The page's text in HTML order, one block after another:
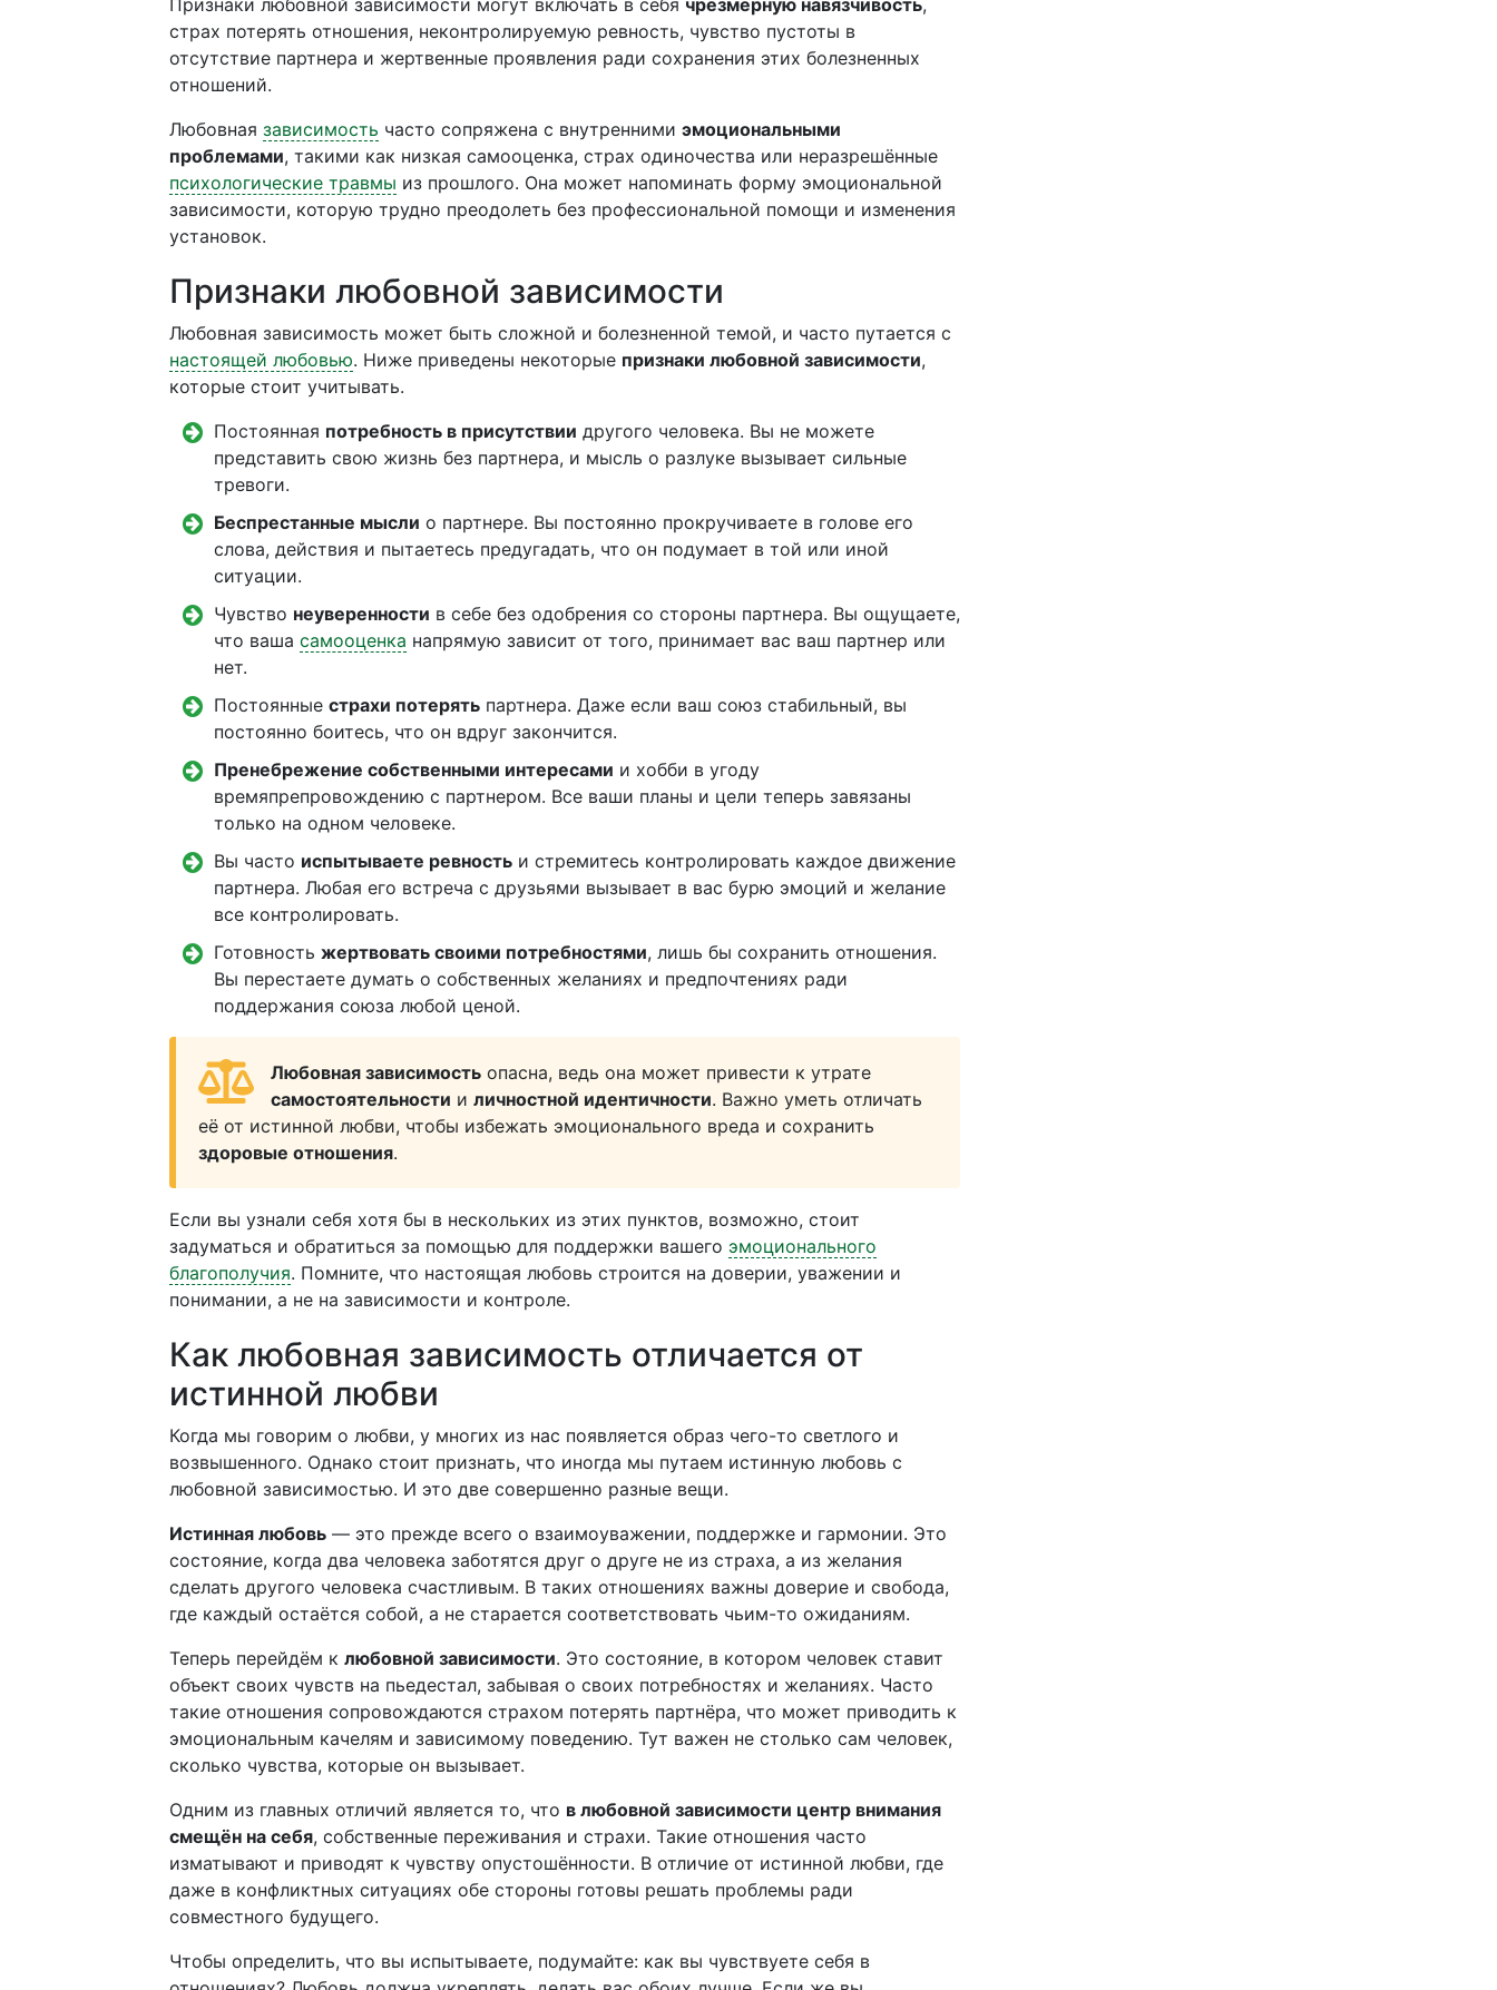
Признаки любовной зависимости могут включать в себя чрезмерную навязчивость,
страх потерять отношения, неконтролируемую ревность, чувство пустоты в
отсутствие партнера и жертвенные проявления ради сохранения этих болезненных
отношений.
Любовная зависимость часто сопряжена с внутренними эмоциональными
проблемами, такими как низкая самооценка, страх одиночества или неразрешённые
психологические травмы из прошлого. Она может напоминать форму эмоциональной
зависимости, которую трудно преодолеть без профессиональной помощи и изменения
установок.
Признаки любовной зависимости
Любовная зависимость может быть сложной и болезненной темой, и часто путается с
настоящей любовью. Ниже приведены некоторые признаки любовной зависимости,
которые стоит учитывать.
Постоянная потребность в присутствии другого человека. Вы не можете
представить свою жизнь без партнера, и мысль о разлуке вызывает сильные
тревоги.
Беспрестанные мысли о партнере. Вы постоянно прокручиваете в голове его
слова, действия и пытаетесь предугадать, что он подумает в той или иной
ситуации.
Чувство неуверенности в себе без одобрения со стороны партнера. Вы ощущаете,
что ваша самооценка напрямую зависит от того, принимает вас ваш партнер или
нет.
Постоянные страхи потерять партнера. Даже если ваш союз стабильный, вы
постоянно боитесь, что он вдруг закончится.
Пренебрежение собственными интересами и хобби в угоду
времяпрепровождению с партнером. Все ваши планы и цели теперь завязаны
только на одном человеке.
Вы часто испытываете ревность и стремитесь контролировать каждое движение
партнера. Любая его встреча с друзьями вызывает в вас бурю эмоций и желание
все контролировать.
Готовность жертвовать своими потребностями, лишь бы сохранить отношения.
Вы перестаете думать о собственных желаниях и предпочтениях ради
поддержания союза любой ценой.
Любовная зависимость опасна, ведь она может привести к утрате
самостоятельности и личностной идентичности. Важно уметь отличать
её от истинной любви, чтобы избежать эмоционального вреда и сохранить
здоровые отношения.
Если вы узнали себя хотя бы в нескольких из этих пунктов, возможно, стоит
задуматься и обратиться за помощью для поддержки вашего эмоционального
благополучия. Помните, что настоящая любовь строится на доверии, уважении и
понимании, а не на зависимости и контроле.
Как любовная зависимость отличается от
истинной любви
Когда мы говорим о любви, у многих из нас появляется образ чего-то светлого и
возвышенного. Однако стоит признать, что иногда мы путаем истинную любовь с
любовной зависимостью. И это две совершенно разные вещи.
Истинная любовь — это прежде всего о взаимоуважении, поддержке и гармонии. Это
состояние, когда два человека заботятся друг о друге не из страха, а из желания
сделать другого человека счастливым. В таких отношениях важны доверие и свобода,
где каждый остаётся собой, а не старается соответствовать чьим-то ожиданиям.
Теперь перейдём к любовной зависимости. Это состояние, в котором человек ставит
объект своих чувств на пьедестал, забывая о своих потребностях и желаниях. Часто
такие отношения сопровождаются страхом потерять партнёра, что может приводить к
эмоциональным качелям и зависимому поведению. Тут важен не столько сам человек,
сколько чувства, которые он вызывает.
Одним из главных отличий является то, что в любовной зависимости центр внимания
смещён на себя, собственные переживания и страхи. Такие отношения часто
изматывают и приводят к чувству опустошённости. В отличие от истинной любви, где
даже в конфликтных ситуациях обе стороны готовы решать проблемы ради
совместного будущего.
Чтобы определить, что вы испытываете, подумайте: как вы чувствуете себя в